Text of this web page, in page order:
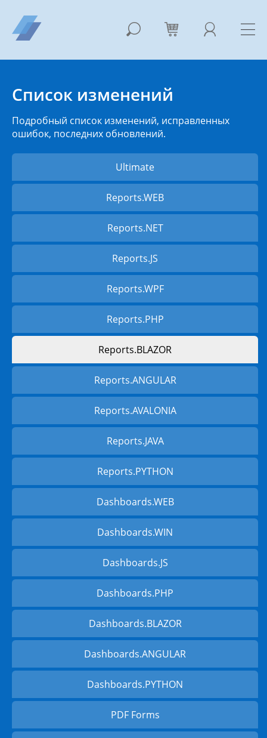
Список изменений
Подробный список изменений, исправленных
ошибок, последних обновлений.
Ultimate
Reports.WEB
Reports.NET
Reports.JS
Reports.WPF
Reports.PHP
Reports.BLAZOR
Reports.ANGULAR
Reports.AVALONIA
Reports.JAVA
Reports.PYTHON
Dashboards.WEB
Dashboards.WIN
Dashboards.JS
Dashboards.PHP
Dashboards.BLAZOR
Dashboards.ANGULAR
Dashboards.PYTHON
PDF Forms